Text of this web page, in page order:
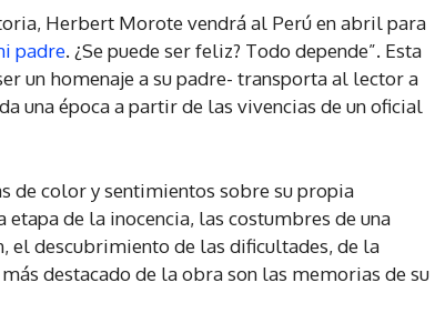
Herbert Morote vendrá al Perú en abril para
padre. ¿Se puede ser feliz? Todo depende”. Esta
un homenaje a su padre- transporta al lector a
una época a partir de las vivencias de un oficial
de color y sentimientos sobre su propia
etapa de la inocencia, las costumbres de una
el descubrimiento de las dificultades, de la
destacado de la obra son las memorias de su